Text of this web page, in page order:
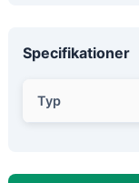
Specifikationer
Typ